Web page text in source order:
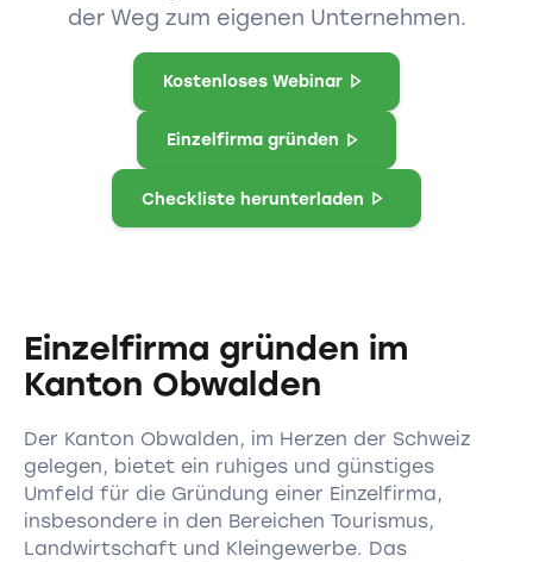
der Weg zum eigenen Unternehmen.
Kostenloses Webinar
Einzelfirma gründen
Checkliste herunterladen
Einzelfirma gründen im
Kanton Obwalden
Der Kanton Obwalden, im Herzen der Schweiz
gelegen, bietet ein ruhiges und günstiges
Umfeld für die Gründung einer Einzelfirma,
insbesondere in den Bereichen Tourismus,
Landwirtschaft und Kleingewerbe. Das